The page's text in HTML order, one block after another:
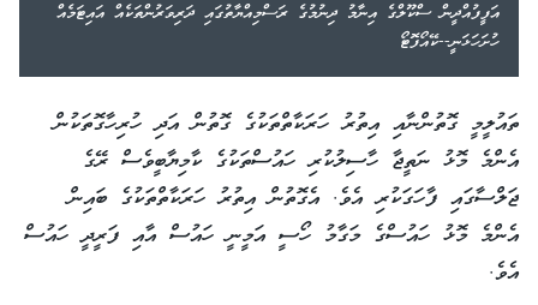
އަފީފުއްދީން ސްކޫލްގެ އިނާމު ދިނުމުގެ ރަސްމިއްޔާތުގައި ދަރިވަރުންތަކެއް އައިޓަމެއް
ހުށަހަޅަނީ--ކޭއޯފޮޓޯ
ތައުލީމީ ގޮތުންނާއި އިތުރު ހަރަކާތްތަކުގެ ގޮތުން އަދި ހުރިހާގޮތަކުން
އެންމެ މޮޅު ނަތީޖާ ހާސިލުކުރި ހައުސްތަކުގެ ކާމިޔާބީވެސް ރޭގެ
ޖަލްސާގައި ފާހަގަކުރި އެވެ. އެގޮތުން އިތުރު ހަރަކާތްތަކުގެ ބައިން
އެންމެ މޮޅު ހައުސްގެ މަގާމު ހޯސީ އަމީނީ ހައުސް އާއި ފަރީދީ ހައުސް
އެވެ.